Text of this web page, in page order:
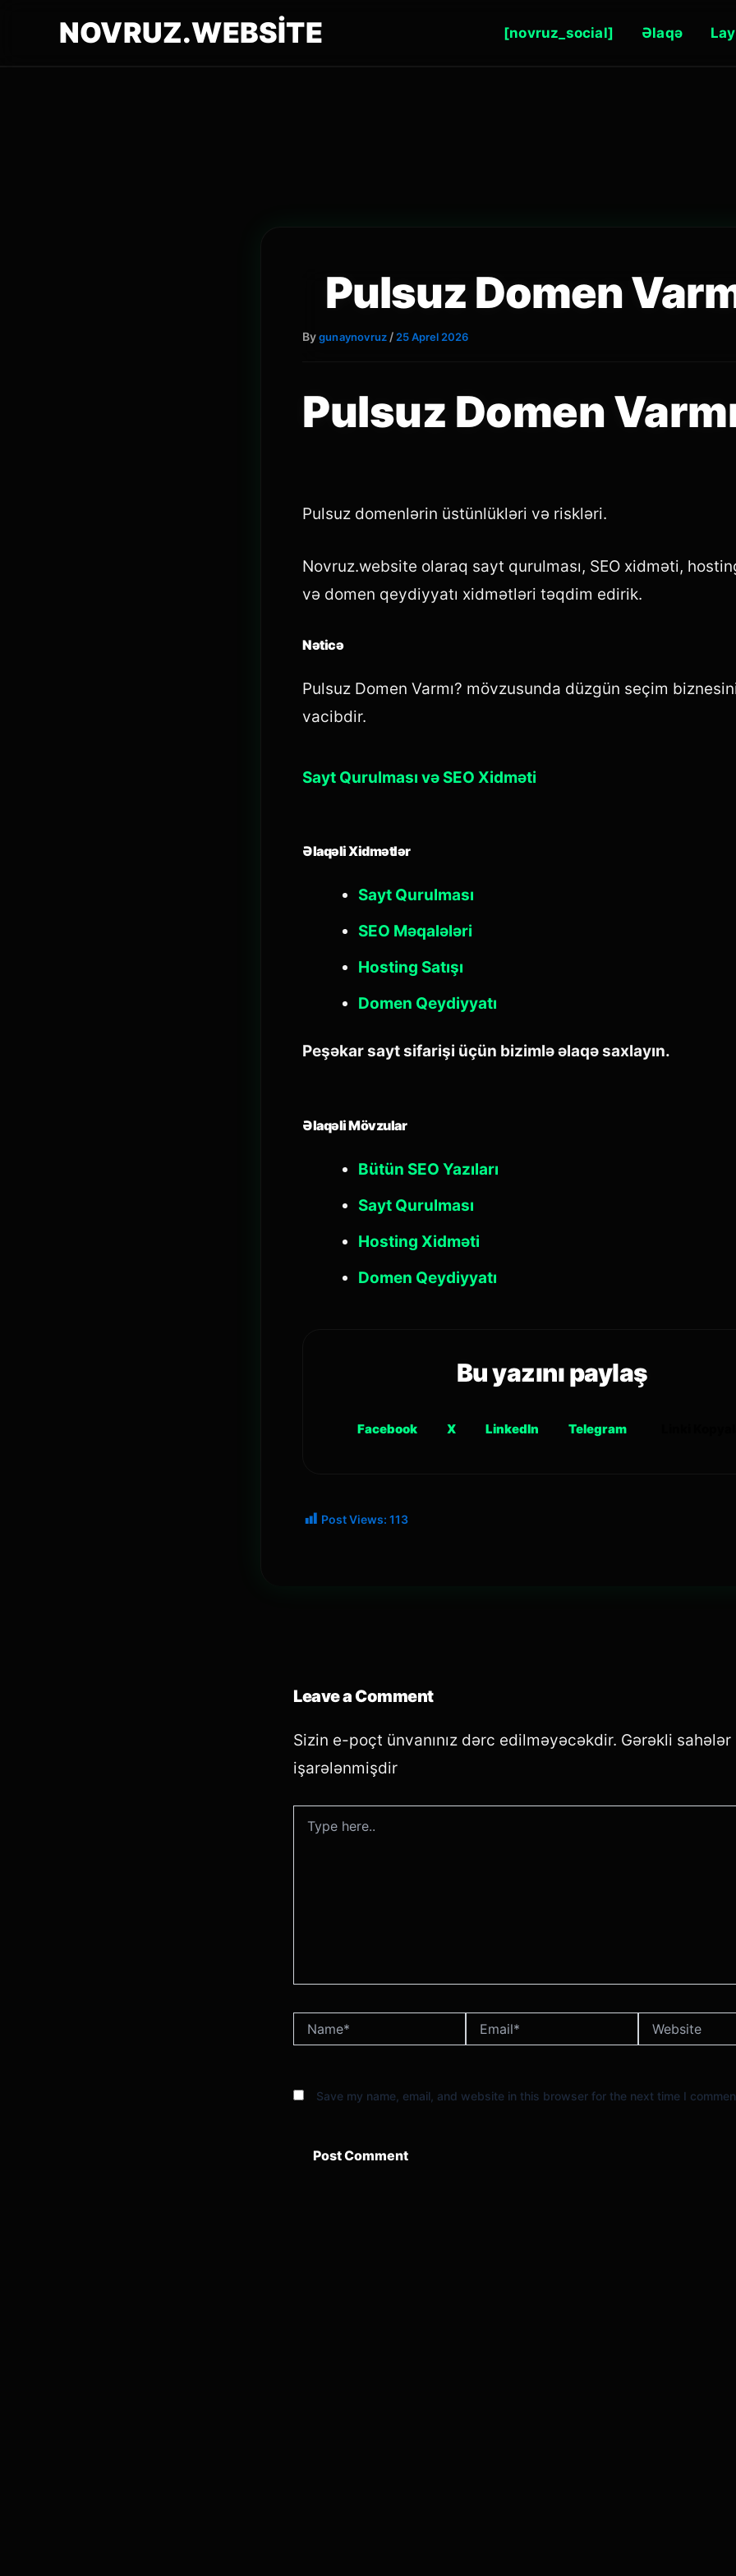
NOVRUZ.WEBSITE [novruz_social] Əlaqə
Pulsuz Domen
Bygunaynovruz / 25 Aprel 2026
Pulsuz Domen
Pulsuz domenlərin üstünlükləri və riskləri.
Novruz.website olaraq sayt qurulması, SEO xidməti,
və domen qeydiyyatı xidmətləri təqdim edirik.
Nəticə
Pulsuz Domen Varmı? mövzusunda düzgün seçim
vacibdir.
Sayt Qurulması və SEO Xidməti
Əlaqəli Xidmətlər
Sayt Qurulması
SEO Məqalələri
Hosting Satışı
Domen Qeydiyyatı
Peşəkar sayt sifarişi üçün bizimlə əlaqə saxlayın.
Əlaqəli Mövzular
Bütün SEO Yazıları
Sayt Qurulması
Hosting Xidməti
Domen Qeydiyyatı
Bu yazını paylaş
Facebook X LinkedIn Telegram
Post Views: 113
Leave a Comment
Sizin e-poçt ünvanınız dərc edilməyəcəkdir. Gərəkli sahələr
işarələnmişdir
here..
Save my name, email, and website in this browser for the next time I